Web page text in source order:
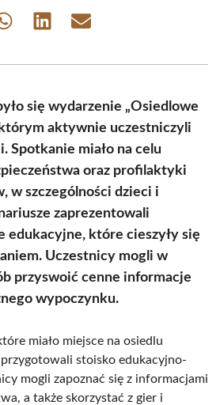
Share Share Share
się wydarzenie „Osiedlowe
aktywnie uczestniczyli
Spotkanie miało na celu
oraz profilaktyki
w szczególności dzieci i
zaprezentowali
edukacyjne, które cieszyły się
Uczestnicy mogli w
przyswoić cenne informacje
wypoczynku.
miało miejsce na osiedlu
stoisko edukacyjno-
mogli zapoznać się z informacjami
a także skorzystać z gier i